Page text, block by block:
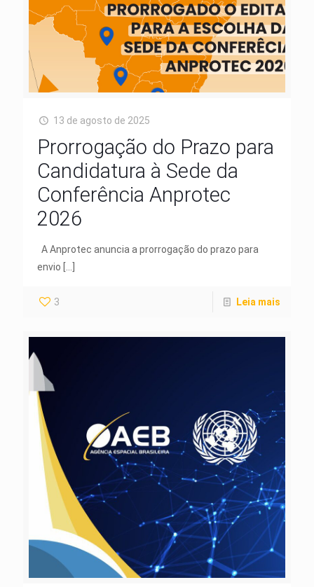
13 de agosto de 2025
Prorrogação do Prazo para
Candidatura à Sede da
Conferência Anprotec
2026
A Anprotec anuncia a prorrogação do prazo para
envio […]
3 Leia mais